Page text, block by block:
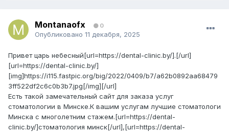
Montanaofx 0
Опубликовано 11 декабря, 2025
Привет царь небесный[url=https://dental-clinic.by/].[/url]
[url=https://dental-clinic.by/]
[img]https://i115.fastpic.org/big/2022/0409/b7/a62b0892aa68479
3ff522df2c6c0b3b7.jpg[/img][/url]
Есть такой замечательный сайт для заказа услуг
стоматологии в Минске.К вашим услугам лучшие стоматологи
Минска с многолетним стажем.[url=https://dental-
clinic.by/]стоматология минск[/url],[url=https://dental-